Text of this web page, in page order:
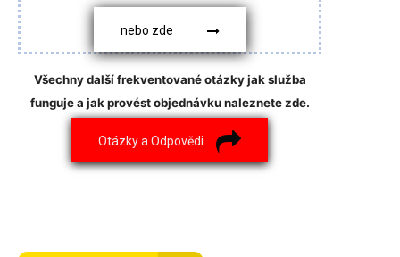
nebo zde
Všechny další frekventované otázky jak služba
funguje a jak provést objednávku naleznete zde.
Otázky a Odpovědi